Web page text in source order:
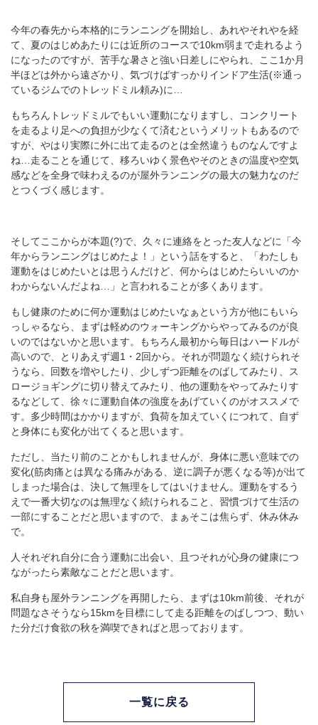
今年の春先から本格的にランニングを開始し、あれやそれやを経
て、夏のはじめあたりには近所のコースで10km弱まで走れるよう
になったのですが、苦手な暑さと強い日差しにやられ、ここ1か月
半ほどは外から遠ざかり、気づけばすっかりインドア生活(※通っ
ているジムでのトレッドミル頼み)に…
もちろんトレッドミルでもいい運動になりますし、コンクリート
を走るより足への負担が少なくて済むというメリットもあるので
すが、やはり実際に外に出て走るのとは全然違うものなんですよ
ね…走ることを通じて、移ろいゆく景色やそのときの温度や空気
感などを全身で味わえるのが屋外ランニングの最大の魅力なのだ
とつくづく感じます。
そしてここからが本題(?)で、久々に連絡をとった友人などに「今
年からランニングはじめたよ！」という話をすると、「わたしも
運動をはじめたいとは思うんだけど、何からはじめたらいいのか
わからないんだよね…」と言われることが多くあります。
もし健康のために何か運動はじめたいなぁという方が他にもいら
っしゃるなら、まずは軽めのウォーキングからやってみるのが良
いのではないかと思います。もちろん最初から毎日はハードルが
高いので、とりあえず週1・2回から。それが問題なく続けられそ
うなら、回数を増やしたり、少しずつ距離をのばしてみたり、ス
ロージョギングに切り替えてみたり、他の運動をやってみたりす
るなどして、徐々に運動自体の強度をあげていくのがオススメで
す。多少時間はかかりますが、負荷を加えていくにつれて、自ず
と身体にも変化が出てくると思います。
ただし、当たり前のことかもしれませんが、身体に悪い意味での
変化(筋肉痛とは異なる痛みがある、逆に調子が悪くなる等)が出て
しまった場合は、決して無理をしてはいけません。運動をするう
えで一番大切なのは無理なく続けられること、習慣づけて生活の
一部にすることだと思いますので、まぁそこは焦らず、休み休み
で。
人それぞれ自分に合う運動に出会い、且つそれが心身の健康につ
ながったら素敵なことだと思います。
私自身も屋外ランニングを再開したら、まずは10km前後、それが
問題なさそうなら15kmを目標にして走る距離をのばしつつ、動い
た分だけ食欲の秋を満喫できればと思っております。
一覧に戻る